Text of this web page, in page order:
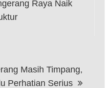
Raya Naik
Masih Timpang,
Perhatian Serius